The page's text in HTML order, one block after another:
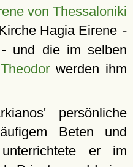
von Thessaloniki
Hagia Eirene-
und die im selben
Theodorwerden ihm
persönliche
Beten und
er im